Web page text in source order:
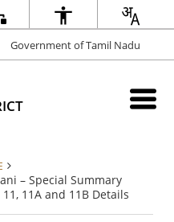
Government of Tamil Nadu
– Special Summary
11A and 11B Details